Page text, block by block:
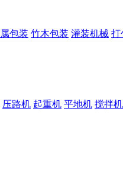
包装 竹木包装 灌装机械 打
压路机 起重机 平地机 搅拌机